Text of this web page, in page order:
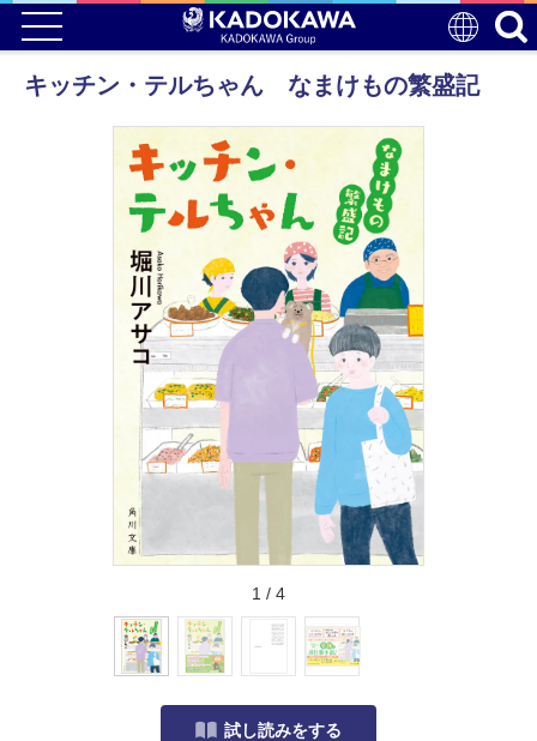
キッチン・テルちゃん なまけもの繁盛記
1 / 4
試し読みをする